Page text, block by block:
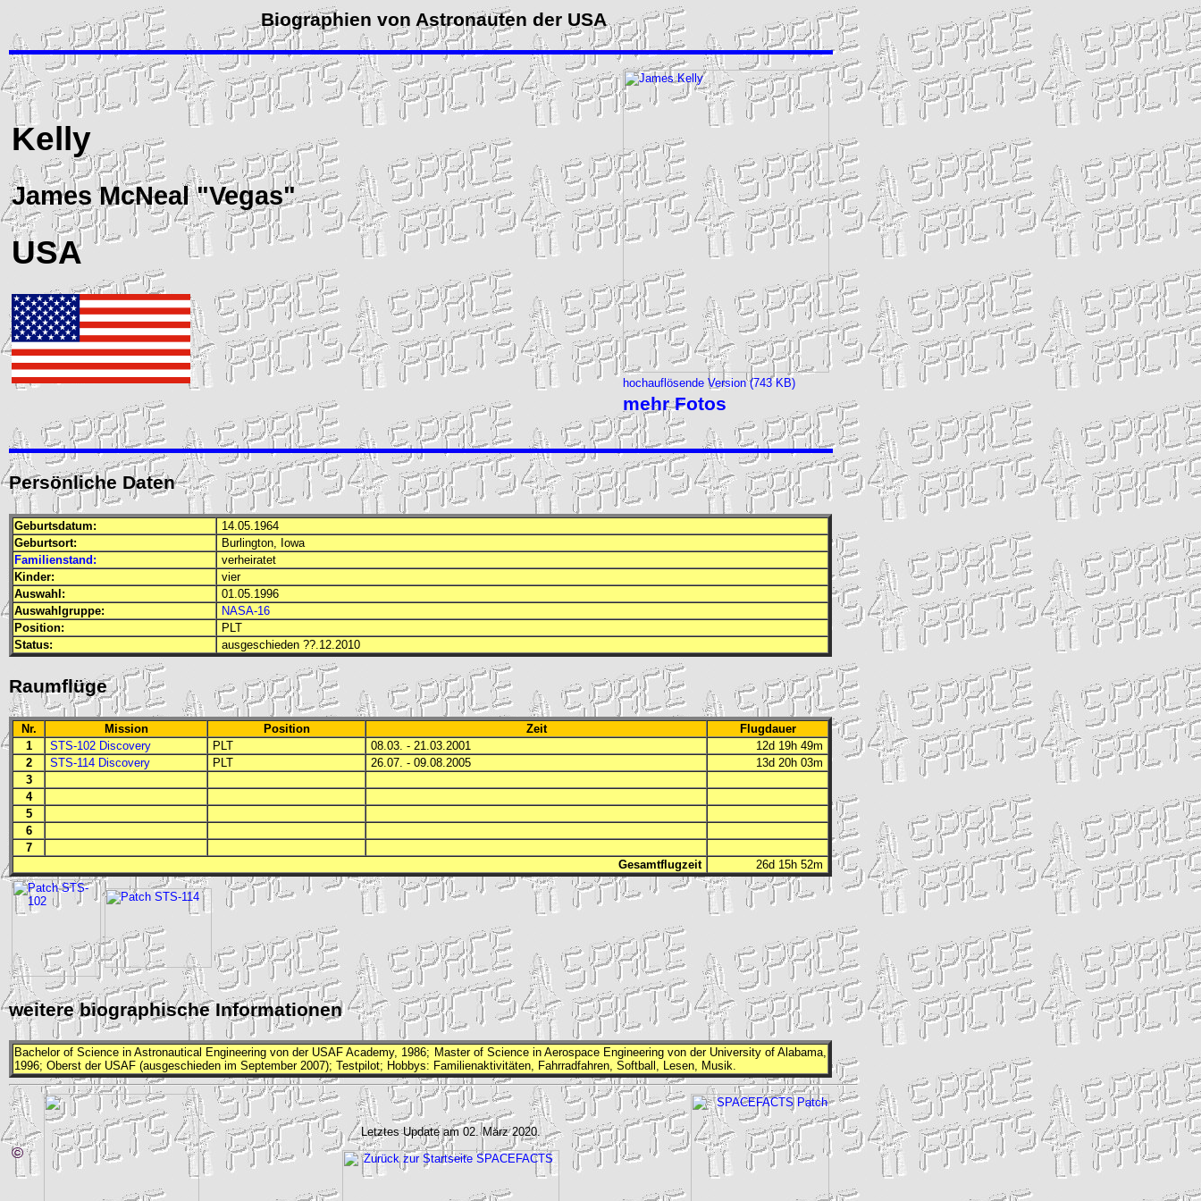
Biographien von Astronauten der USA
Kelly
James McNeal "Vegas"
USA
hochauflösende Version (743 KB)
mehr Fotos
Persönliche Daten
Geburtsdatum:
14.05.1964
Geburtsort:
Burlington, Iowa
Familienstand:
verheiratet
Kinder:
vier
Auswahl:
01.05.1996
Auswahlgruppe:
NASA-16
Position:
PLT
Status:
ausgeschieden ??.12.2010
Raumflüge
Nr. Mission Position Zeit
Flugdauer
1
STS-102 Discovery PLT 08.03. - 21.03.2001
12d 19h 49m
2
STS-114 Discovery PLT 26.07. - 09.08.2005
13d 20h 03m
3
4
5
6
7
Gesamtflugzeit
26d 15h 52m
weitere biographische Informationen
Bachelor of Science in Astronautical Engineering von der USAF Academy, 1986; Master of Science in Aerospace Engineering von der University of Alabama,
1996; Oberst der USAF (ausgeschieden im September 2007); Testpilot; Hobbys: Familienaktivitäten, Fahrradfahren, Softball, Lesen, Musik.
©
Letztes Update am 02. März 2020.